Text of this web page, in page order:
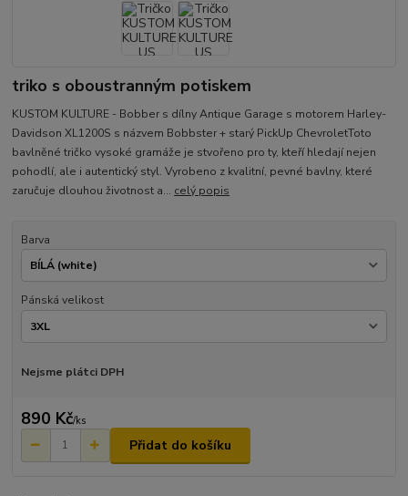
triko s oboustranným potiskem
KUSTOM KULTURE - Bobber s dílny Antique Garage s motorem Harley-
Davidson XL1200S s názvem Bobbster + starý PickUp ChevroletToto
bavlněné tričko vysoké gramáže je stvořeno pro ty, kteří hledají nejen
pohodlí, ale i autentický styl. Vyrobeno z kvalitní, pevné bavlny, které
zaručuje dlouhou životnost a... celý popis
Barva
Pánská velikost
Nejsme plátci DPH
890 Kč/ks
Přidat do košíku